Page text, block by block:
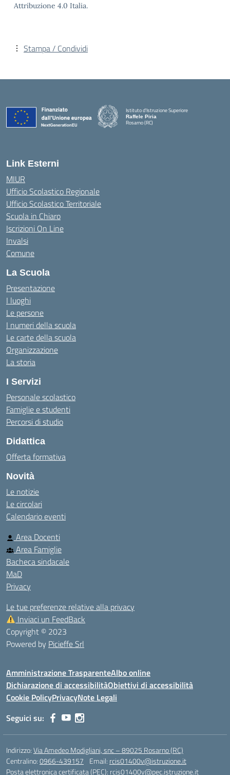
Attribuzione 4.0 Italia.
Stampa / Condividi
Istituto d'Istruzione Superiore
Raffele Piria
Rosarno (RC)
Link Esterni
MIUR
Ufficio Scolastico Regionale
Ufficio Scolastico Territoriale
Scuola in Chiaro
Iscrizioni On Line
Invalsi
Comune
La Scuola
Presentazione
I luoghi
Le persone
I numeri della scuola
Le carte della scuola
Organizzazione
La storia
I Servizi
Personale scolastico
Famiglie e studenti
Percorsi di studio
Didattica
Offerta formativa
Novità
Le notizie
Le circolari
Calendario eventi
Area Docenti
Area Famiglie
Bacheca sindacale
MaD
Privacy
Le tue preferenze relative alla privacy
Inviaci un FeedBack
Copyright © 2023
Powered by Picieffe Srl
Amministrazione TrasparenteAlbo online
Dichiarazione di accessibilitàObiettivi di accessibilità
Cookie PolicyPrivacyNote Legali
Seguici su:
Indirizzo:Via Amedeo Modigliani, snc – 89025 Rosarno (RC)
Centralino:0966-439157 Email: rcis01400v@istruzione.it
Posta elettronica certificata (PEC): rcis01400v@pec.istruzione.it